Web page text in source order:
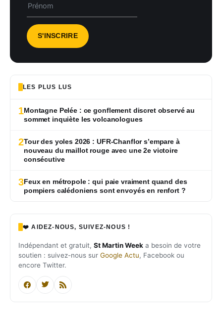
LES PLUS LUS
1Montagne Pelée : ce gonflement discret observé au
sommet inquiète les volcanologues
2Tour des yoles 2026 : UFR-Chanflor s’empare à
nouveau du maillot rouge avec une 2e victoire
consécutive
3Feux en métropole : qui paie vraiment quand des
pompiers calédoniens sont envoyés en renfort ?
❤️ AIDEZ-NOUS, SUIVEZ-NOUS !
Indépendant et gratuit, St Martin Week a besoin de votre
soutien : suivez-nous sur Google Actu, Facebook ou
encore Twitter.